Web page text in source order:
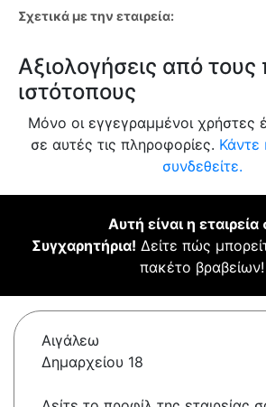
Σχετικά με την εταιρεία:
Αξιολογήσεις από
ιστότοπους
Μόνο οι εγγεγραμμένοι χρήστες
σε αυτές τις πληροφορίες. Κάντε
συνδεθείτε.
Αυτή είναι η εταιρεία
Συγχαρητήρια! Δείτε πώς
πακέτο βραβείων!
Αιγάλεω
Δημαρχείου 18